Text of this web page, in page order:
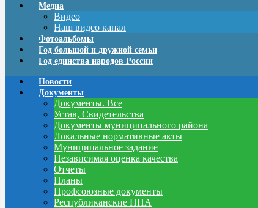
Медиа
Видео
Наш видео канал
Фотоальбомы
Год большой и дружной семьи
Год единства народов России
Новости
Документы
Документы. Все
Устав, Свидетельства
Документы муниципального района
Локальные нормативные акты
Муниципальное задание
Независимая оценка качества
Отчеты
Планы
Профсоюзные документы
Республиканские НПА